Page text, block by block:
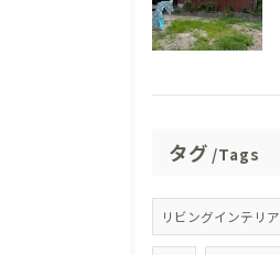
タグ Tags
リビングインテリア